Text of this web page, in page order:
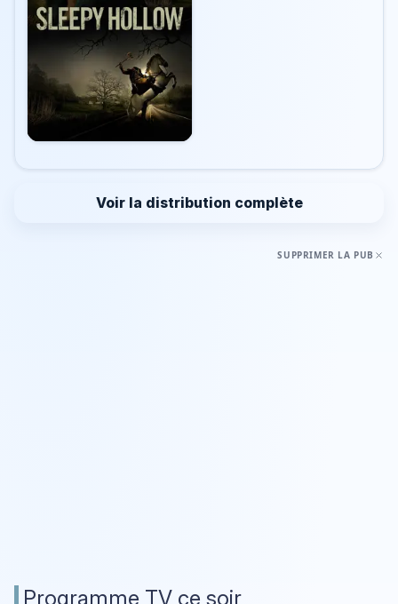
Voir la distribution complète
SUPPRIMER LA PUB
Programme TV ce soir